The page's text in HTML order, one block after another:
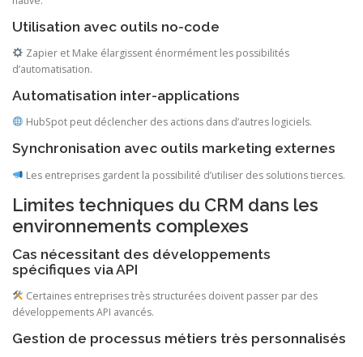
Utilisation avec outils no-code
Zapier et Make élargissent énormément les possibilités
d’automatisation.
Automatisation inter-applications
HubSpot peut déclencher des actions dans d’autres logiciels.
Synchronisation avec outils marketing externes
Les entreprises gardent la possibilité d’utiliser des solutions tierces.
Limites techniques du CRM dans les
environnements complexes
Cas nécessitant des développements
spécifiques via API
Certaines entreprises très structurées doivent passer par des
développements API avancés.
Gestion de processus métiers très personnalisés